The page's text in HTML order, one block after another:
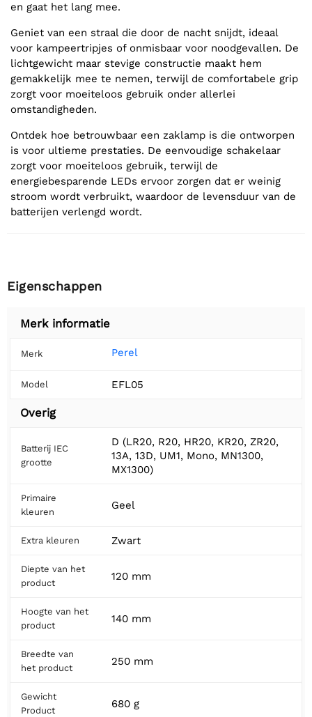
en gaat het lang mee.
Geniet van een straal die door de nacht snijdt, ideaal
voor kampeertripjes of onmisbaar voor noodgevallen. De
lichtgewicht maar stevige constructie maakt hem
gemakkelijk mee te nemen, terwijl de comfortabele grip
zorgt voor moeiteloos gebruik onder allerlei
omstandigheden.
Ontdek hoe betrouwbaar een zaklamp is die ontworpen
is voor ultieme prestaties. De eenvoudige schakelaar
zorgt voor moeiteloos gebruik, terwijl de
energiebesparende LEDs ervoor zorgen dat er weinig
stroom wordt verbruikt, waardoor de levensduur van de
batterijen verlengd wordt.
Eigenschappen
Merk informatie
Merk Perel
Model EFL05
Overig
Batterij IEC
grootte
D (LR20, R20, HR20, KR20, ZR20,
13A, 13D, UM1, Mono, MN1300,
MX1300)
Primaire
kleuren
Geel
Extra kleuren Zwart
Diepte van het
product
120 mm
Hoogte van het
product
140 mm
Breedte van
het product
250 mm
Gewicht
Product
680 g